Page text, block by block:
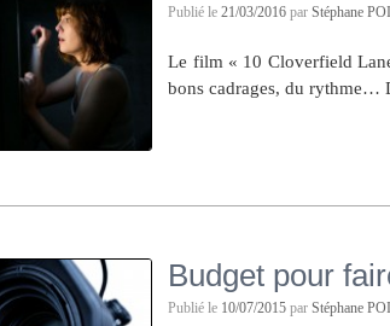
Publié le21/03/2016 parStéphane
Le film « 10 Cloverfield
bons cadrages, du rythme…
Budget pour
Publié le 10/07/2015 parStéphane